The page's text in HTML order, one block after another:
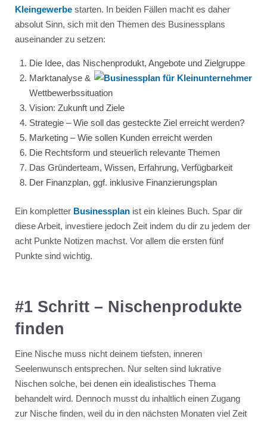
Kleingewerbestarten. In beiden Fällen macht es daher
absolut Sinn, sich mit den Themen des Businessplans
auseinander zu setzen:
Die Idee, das Nischenprodukt, Angebote und Zielgruppe
Marktanalyse &
Wettbewerbssituation
Vision: Zukunft und Ziele
Strategie – Wie soll das gesteckte Ziel erreicht werden?
Marketing – Wie sollen Kunden erreicht werden
Die Rechtsform und steuerlich relevante Themen
Das Gründerteam, Wissen, Erfahrung, Verfügbarkeit
Der Finanzplan, ggf. inklusive Finanzierungsplan
Ein kompletter Businessplanist ein kleines Buch. Spar dir
diese Arbeit, investiere jedoch Zeit indem du dir zu jedem der
acht Punkte Notizen machst. Vor allem die ersten fünf
Punkte sind wichtig.
#1 Schritt – Nischenprodukte
finden
Eine Nische muss nicht deinem tiefsten, inneren
Seelenwunsch entsprechen. Nur selten sind lukrative
Nischen solche, bei denen ein idealistisches Thema
behandelt wird. Dennoch musst du inhaltlich einen Zugang
zur Nische finden, weil du in den nächsten Monaten viel Zeit